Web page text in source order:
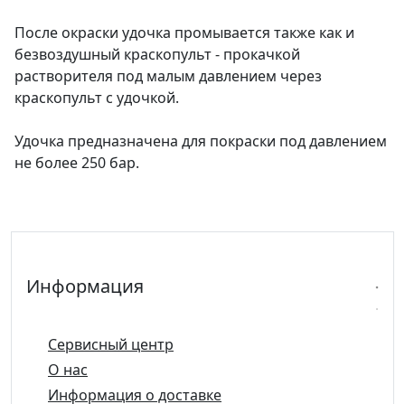
После окраски удочка промывается также как и
безвоздушный краскопульт - прокачкой
растворителя под малым давлением через
краскопульт с удочкой.
Удочка предназначена для покраски под давлением
не более 250 бар.
Информация
Сервисный центр
О нас
Информация о доставке